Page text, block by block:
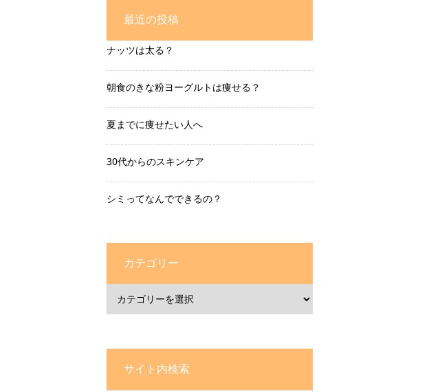
最近の投稿
ナッツは太る？
朝食のきな粉ヨーグルトは痩せる？
夏までに痩せたい人へ
30代からのスキンケア
シミってなんでできるの？
カテゴリー
サイト内検索